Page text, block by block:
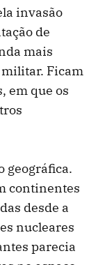
invasão
de
mais
Ficam
em que os
geográfica.
continentes
desde a
nucleares
parecia